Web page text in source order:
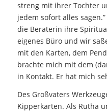
streng mit ihrer Tochter
jedem sofort alles
die Beraterin ihre
eigenes Büro und wir
mit den Karten, dem
brachte mich mit dem
in Kontakt. Er hat mich
Des Großvaters
Kipperkarten. Als Rutha